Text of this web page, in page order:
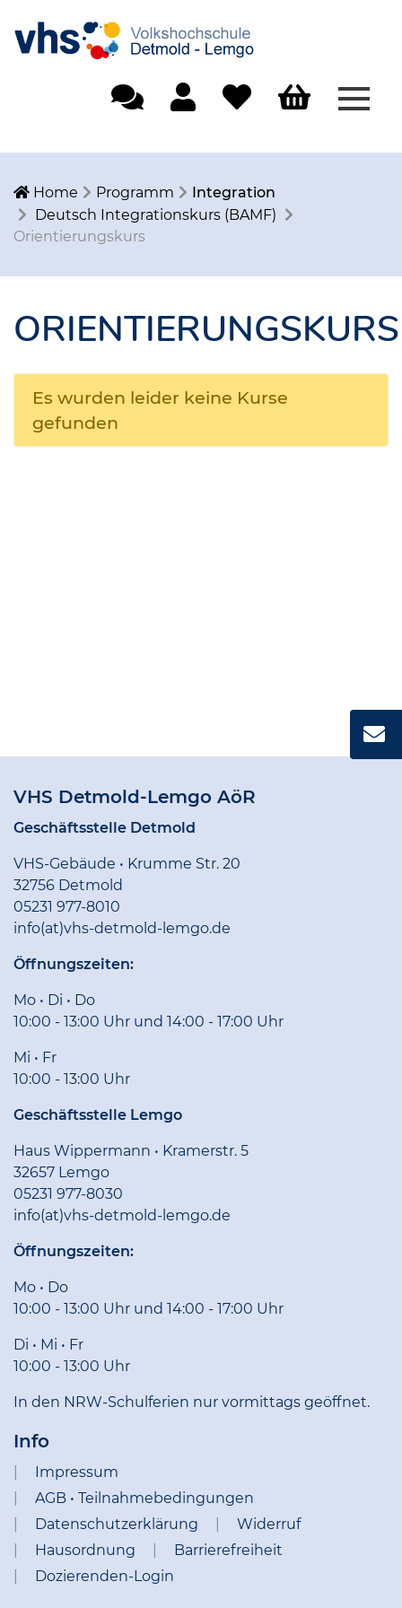
Home Programm
Integration
Deutsch Integrationskurs (BAMF)
Orientierungskurs
ORIENTIERUNGSKURS
Es wurden leider keine Kurse
gefunden
VHS Detmold-Lemgo AöR
Geschäftsstelle Detmold
VHS-Gebäude • Krumme Str. 20
32756 Detmold
05231 977-8010
info(at)vhs-detmold-lemgo.de
Öffnungszeiten:
Mo • Di • Do
10:00 - 13:00 Uhr und 14:00 - 17:00 Uhr
Mi • Fr
10:00 - 13:00 Uhr
Geschäftsstelle Lemgo
Haus Wippermann • Kramerstr. 5
32657 Lemgo
05231 977-8030
info(at)vhs-detmold-lemgo.de
Öffnungszeiten:
Mo • Do
10:00 - 13:00 Uhr und 14:00 - 17:00 Uhr
Di • Mi • Fr
10:00 - 13:00 Uhr
In den NRW-Schulferien nur vormittags geöffnet.
Info
Impressum
AGB • Teilnahmebedingungen
Datenschutzerklärung
Widerruf
Hausordnung
Barrierefreiheit
Dozierenden-Login